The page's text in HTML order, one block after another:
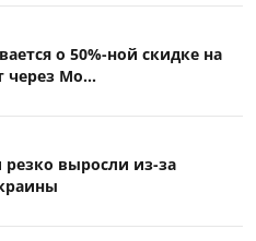
о 50%-ной скидке на
через Мо...
выросли из-за